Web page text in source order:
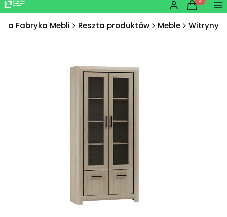
Zaloguj się
Produkty
Koszyk
Fabryka Mebli Reszta produktów Meble Witryny